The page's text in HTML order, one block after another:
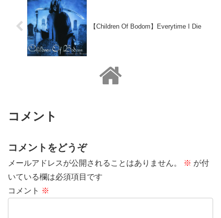
【Children Of Bodom】Everytime I Die
コメント
コメントをどうぞ
メールアドレスが公開されることはありません。 ※ が付
いている欄は必須項目です
コメント ※